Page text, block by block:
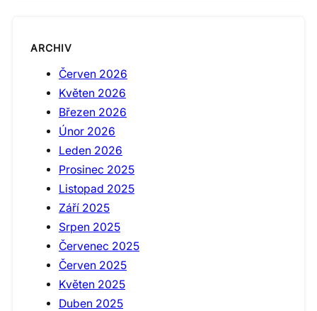
ARCHIV
Červen 2026
Květen 2026
Březen 2026
Únor 2026
Leden 2026
Prosinec 2025
Listopad 2025
Září 2025
Srpen 2025
Červenec 2025
Červen 2025
Květen 2025
Duben 2025